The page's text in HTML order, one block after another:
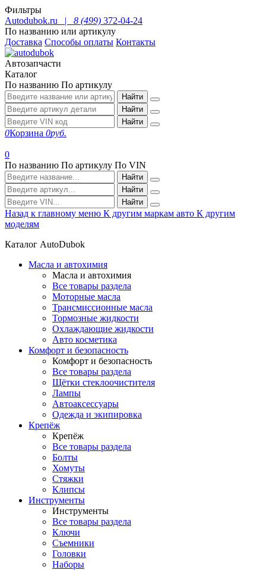
Фильтры
Autodubok.ru |
8 (499) 372-04-24
По названию или артикулу
Доставка Способы оплаты Контакты
Автозапчасти
Каталог
По названию По артикулу
Найти
Найти
Найти
0Корзина 0руб.
0
По названию По артикулу По VIN
Найти
Найти
Найти
Назад к главному меню К другим маркам авто К другим
моделям
Каталог AutoDubok
Масла и автохимия
Масла и автохимия
Все товары раздела
Моторные масла
Трансмиссионные масла
Тормозные жидкости
Охлаждающие жидкости
Авто косметика
Комфорт и безопасность
Комфорт и безопасность
Все товары раздела
Щётки стеклоочистителя
Лампы
Автоаксессуары
Одежда и экипировка
Крепёж
Крепёж
Все товары раздела
Болты
Хомуты
Стяжки
Клипсы
Инструменты
Инструменты
Все товары раздела
Ключи
Съемники
Головки
Наборы